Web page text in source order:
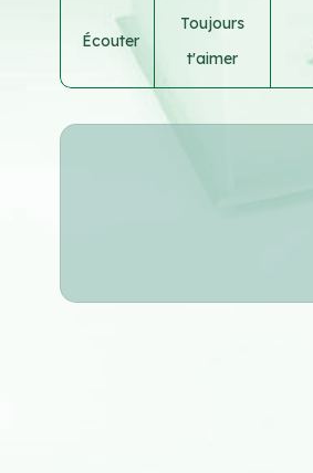
Écouter
Toujours
t'aimer